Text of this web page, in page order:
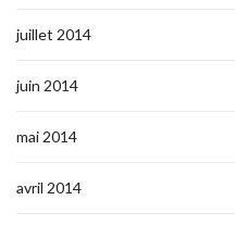
juillet 2014
juin 2014
mai 2014
avril 2014